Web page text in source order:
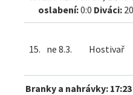
oslabení:0:0 Diváci: 20
15. ne 8.3. Hostivař
Branky a nahrávky: